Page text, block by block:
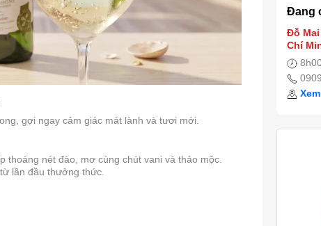
gợi ngay cảm giác mát lành và tươi mới.
nét đào, mơ cùng chút vani và thảo mộc.
lần đầu thưởng thức.
Đang
Đỗ Mai
Chí